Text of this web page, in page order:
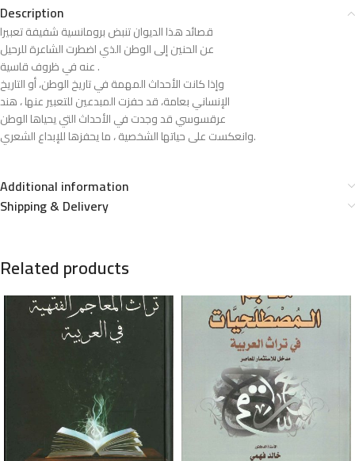
Description
قصائد هذا الديوان تنبض برومانسية شفيفة تعبيرا
عن الحنين إلى الوطن الذي اضطرت الشاعرة للرحيل
عنه في ظروف قاسية .
وإذا كانت الأحداث المهمة في تاريخ الوطن، أو التاريخ
الإنساني بعامة، قد حفزت المبدعين للتعبير عنها ، هند
عرقسوسي قد وجدت في الأحداث التي يحياها الوطن
وانعكست على حياتها الشخصية ، ما يحفزها للإبداع الشعري.
Additional information
Shipping & Delivery
Related products